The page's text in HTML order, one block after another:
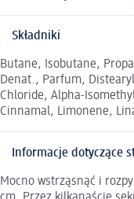
Składniki
Butane, Isobutane,
Denat., Parfum,
Chloride, Alpha-
Cinnamal, Limonene,
Informacje dotyczące
Mocno wstrząsnąć i